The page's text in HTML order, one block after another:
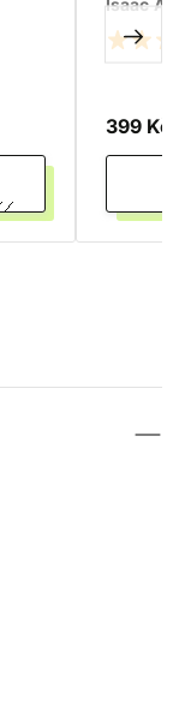
Isaac
399 Kč